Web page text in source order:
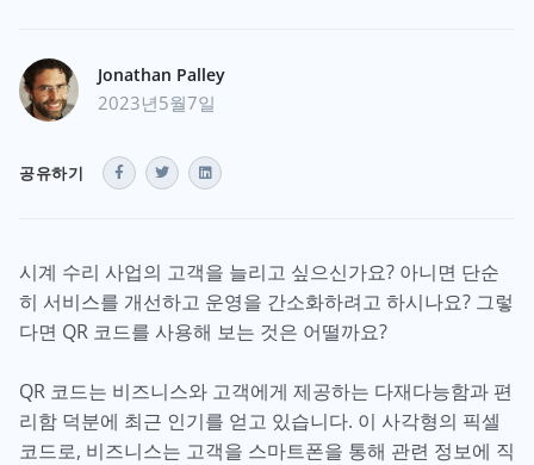
Jonathan Palley
2023년5월7일
공유하기
시계 수리 사업의 고객을 늘리고 싶으신가요? 아니면 단순
히 서비스를 개선하고 운영을 간소화하려고 하시나요? 그렇
다면 QR 코드를 사용해 보는 것은 어떨까요?
QR 코드는 비즈니스와 고객에게 제공하는 다재다능함과 편
리함 덕분에 최근 인기를 얻고 있습니다. 이 사각형의 픽셀
코드로, 비즈니스는 고객을 스마트폰을 통해 관련 정보에 직